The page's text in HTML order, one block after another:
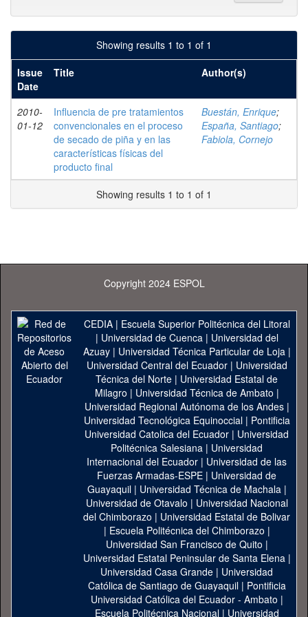
Showing results 1 to 1 of 1
Issue
Date
Title Author(s)
2010-
01-12
Influencia de pre tratamientos
convencionales en el proceso
de secado de piña y en las
características físicas del
producto final
Buestán, Enrique;
España, Santiago;
Fabiola, Cornejo
Showing results 1 to 1 of 1
Copyright 2024 ESPOL
CEDIA| Escuela Superior Politécnica del Litoral
| Universidad de Cuenca| Universidad del
Azuay| Universidad Técnica Particular de Loja|
Universidad Central del Ecuador| Universidad
Técnica del Norte | Universidad Estatal de
Milagro | Universidad Técnica de Ambato |
Universidad Regional Autónoma de los Andes|
Universidad Tecnológica Equinoccial| Pontificia
Universidad Catolica del Ecuador | Universidad
Politécnica Salesiana | Universidad
Internacional del Ecuador | Universidad de las
Fuerzas Armadas-ESPE | Universidad de
Guayaquil| Universidad Técnica de Machala|
Universidad de Otavalo | Universidad Nacional
del Chimborazo | Universidad Estatal de Bolivar
| Escuela Politécnica del Chimborazo |
Universidad San Francisco de Quito |
Universidad Estatal Peninsular de Santa Elena|
Universidad Casa Grande | Universidad
Católica de Santiago de Guayaquil| Pontificia
Universidad Católica del Ecuador - Ambato |
Escuela Politécnica Nacional| Universidad